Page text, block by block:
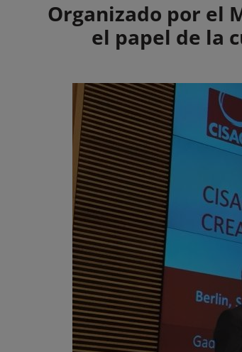
Organizado por el
el papel de la